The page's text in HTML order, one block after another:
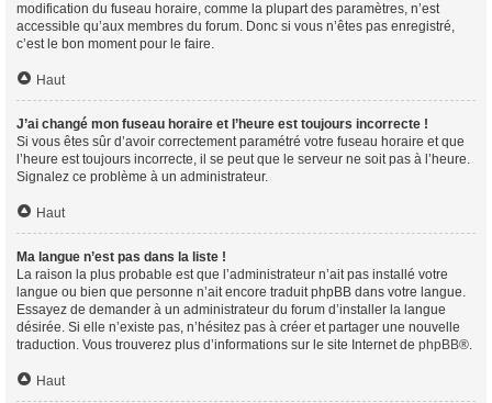
modification du fuseau horaire, comme la plupart des paramètres, n’est
accessible qu’aux membres du forum. Donc si vous n’êtes pas enregistré,
c’est le bon moment pour le faire.
Haut
J’ai changé mon fuseau horaire et l’heure est toujours incorrecte !
Si vous êtes sûr d’avoir correctement paramétré votre fuseau horaire et que
l’heure est toujours incorrecte, il se peut que le serveur ne soit pas à l’heure.
Signalez ce problème à un administrateur.
Haut
Ma langue n’est pas dans la liste !
La raison la plus probable est que l’administrateur n’ait pas installé votre
langue ou bien que personne n’ait encore traduit phpBB dans votre langue.
Essayez de demander à un administrateur du forum d’installer la langue
désirée. Si elle n’existe pas, n’hésitez pas à créer et partager une nouvelle
traduction. Vous trouverez plus d’informations sur le site Internet de phpBB®.
Haut